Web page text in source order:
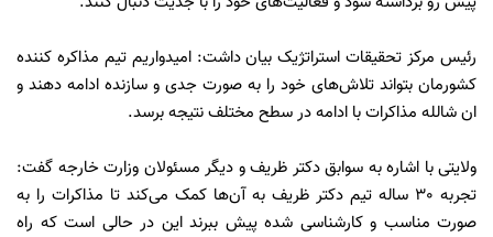
رئیس مرکز تحقیقات استرات‍ژیک بیان داشت: امیدواریم تیم مذاکره کننده
کشورمان بتواند تلاش‌های خود را به صورت جدی و سازنده ادامه دهند و
ان شالله مذاکرات با ادامه در سطح مختلف نتیجه برسد.
ولایتی با اشاره به سوابق دکتر ظریف و دیگر مسئولان وزارت خارجه گفت:
تجربه 30 ساله تیم دکتر ظریف به آن‌ها کمک می‌کند تا مذاکرات را به
صورت مناسب و کارشناسی شده پیش ببرند این در حالی است که راه